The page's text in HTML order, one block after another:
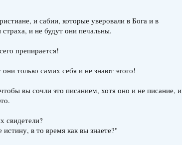
и сабии, которые уверовали в Бога и в
и не будут они печальны.
препирается!
только самих себя и не знают этого!
вы сочли это писанием, хотя оно и не писание, и
свидетели?
в то время как вы знаете?"